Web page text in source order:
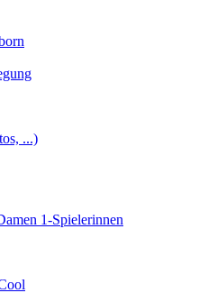
...)
1-Spielerinnen